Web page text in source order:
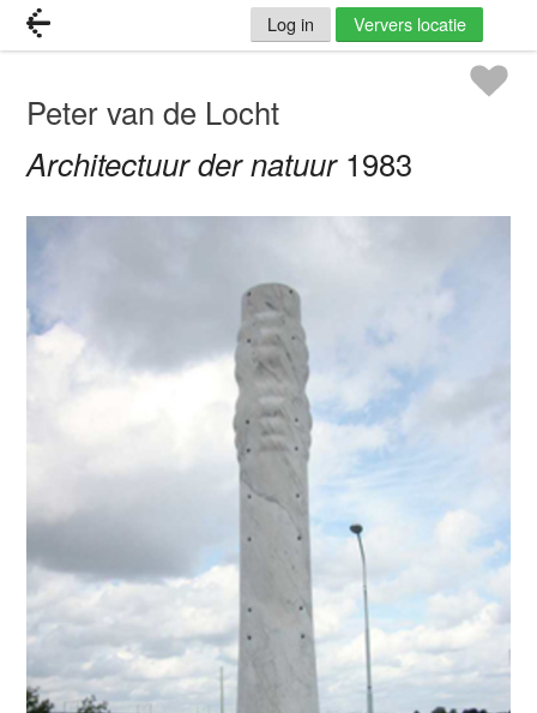
Log in Ververs locatie
Peter van de Locht
Architectuur der natuur 1983